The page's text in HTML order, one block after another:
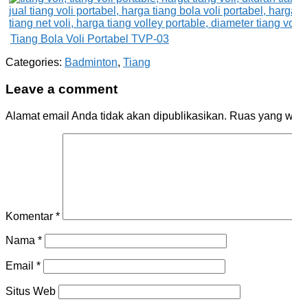
Tiang Bola Voli Portabel TVP-03
Categories: Badminton, Tiang
Leave a comment
Alamat email Anda tidak akan dipublikasikan. Ruas yang
Komentar *
Nama *
Email *
Situs Web